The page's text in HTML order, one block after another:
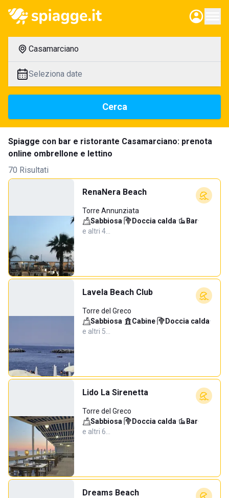
Casamarciano
Seleziona date
Cerca
Spiagge con bar e ristorante Casamarciano: prenota
online ombrellone e lettino
70 Risultati
RenaNera Beach
Torre Annunziata
Sabbiosa· Doccia calda· Bar·
e altri 4…
Lavela Beach Club
Torre del Greco
Sabbiosa· Cabine· Doccia calda·
e altri 5…
Lido La Sirenetta
Torre del Greco
Sabbiosa· Doccia calda· Bar·
e altri 6…
Dreams Beach